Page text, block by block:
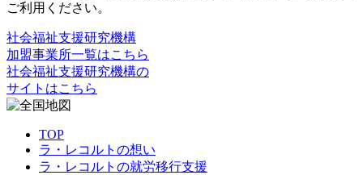
ご利用ください。
社会福祉支援研究機構
加盟事業所一覧はこちら
社会福祉支援研究機構の
サイトはこちら
TOP
ラ・レコルトの想い
ラ・レコルトの就労移行支援